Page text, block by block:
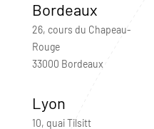
Bordeaux
26, cours du Chapeau-
Rouge
33000 Bordeaux
Lyon
10, quai Tilsitt